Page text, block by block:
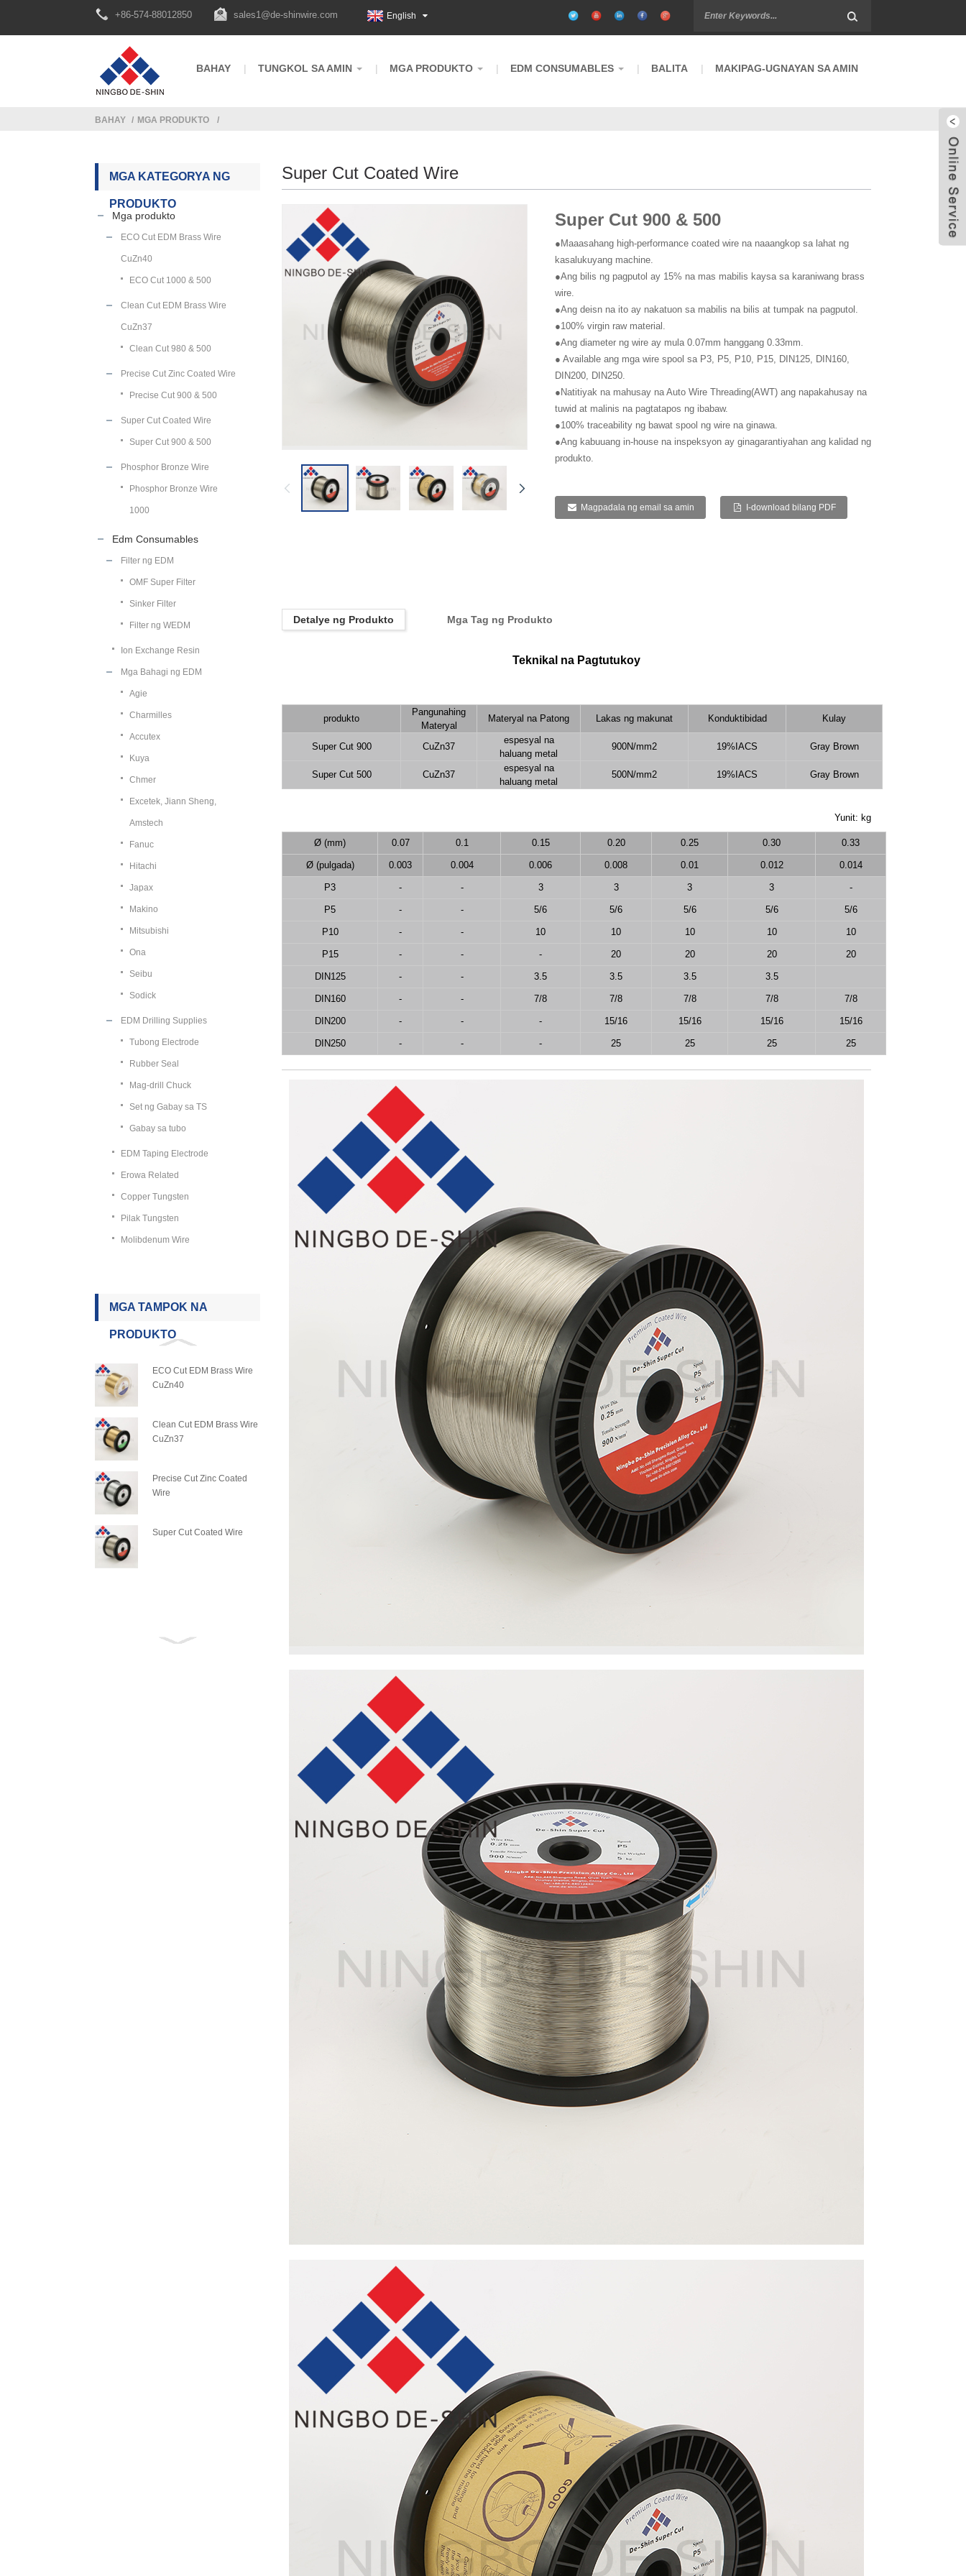
+86-574-88012850 sales1@de-shinwire.com English
BAHAY TUNGKOL SA AMIN MGA PRODUKTO EDM CONSUMABLES BALITA MAKIPAG-UGNAYAN SA AMIN
BAHAY MGA PRODUKTO
MGA KATEGORYA NG
PRODUKTO
Mga produkto
ECO Cut EDM Brass Wire
CuZn40
ECO Cut 1000 & 500
Clean Cut EDM Brass Wire
CuZn37
Clean Cut 980 & 500
Precise Cut Zinc Coated Wire
Precise Cut 900 & 500
Super Cut Coated Wire
Super Cut 900 & 500
Phosphor Bronze Wire
Phosphor Bronze Wire
1000
Edm Consumables
Filter ng EDM
OMF Super Filter
Sinker Filter
Filter ng WEDM
Ion Exchange Resin
Mga Bahagi ng EDM
Agie
Charmilles
Accutex
Kuya
Chmer
Excetek, Jiann Sheng,
Amstech
Fanuc
Hitachi
Japax
Makino
Mitsubishi
Ona
Seibu
Sodick
EDM Drilling Supplies
Tubong Electrode
Rubber Seal
Mag-drill Chuck
Set ng Gabay sa TS
Gabay sa tubo
EDM Taping Electrode
Erowa Related
Copper Tungsten
Pilak Tungsten
Molibdenum Wire
MGA TAMPOK NA
PRODUKTO
ECO Cut EDM Brass Wire
CuZn40
Clean Cut EDM Brass Wire
CuZn37
Precise Cut Zinc Coated
Wire
Super Cut Coated Wire
Super Cut Coated Wire
Super Cut 900 & 500
●Maaasahang high-performance coated wire na naaangkop sa lahat ng
kasalukuyang machine.
●Ang bilis ng pagputol ay 15% na mas mabilis kaysa sa karaniwang brass
wire.
●Ang deisn na ito ay nakatuon sa mabilis na bilis at tumpak na pagputol.
●100% virgin raw material.
●Ang diameter ng wire ay mula 0.07mm hanggang 0.33mm.
● Available ang mga wire spool sa P3, P5, P10, P15, DIN125, DIN160,
DIN200, DIN250.
●Natitiyak na mahusay na Auto Wire Threading(AWT) ang napakahusay na
tuwid at malinis na pagtatapos ng ibabaw.
●100% traceability ng bawat spool ng wire na ginawa.
●Ang kabuuang in-house na inspeksyon ay ginagarantiyahan ang kalidad ng
produkto.
Magpadala ng email sa amin I-download bilang PDF
Detalye ng Produkto Mga Tag ng Produkto
Teknikal na Pagtutukoy
produkto
Pangunahing
Materyal
Materyal na Patong Lakas ng makunat Konduktibidad Kulay
Super Cut 900 CuZn37
espesyal na
haluang metal
900N/mm2 19%IACS Gray Brown
Super Cut 500 CuZn37
espesyal na
haluang metal
500N/mm2 19%IACS Gray Brown
Yunit: kg
Ø (mm) 0.07 0.1 0.15 0.20 0.25 0.30 0.33
Ø (pulgada) 0.003 0.004 0.006 0.008 0.01 0.012 0.014
P3 - - 3 3 3 3 -
P5 - - 5/6 5/6 5/6 5/6 5/6
P10 - - 10 10 10 10 10
P15 - - - 20 20 20 20
DIN125 - - 3.5 3.5 3.5 3.5
DIN160 - - 7/8 7/8 7/8 7/8 7/8
DIN200 - - - 15/16 15/16 15/16 15/16
DIN250 - - - 25 25 25 25